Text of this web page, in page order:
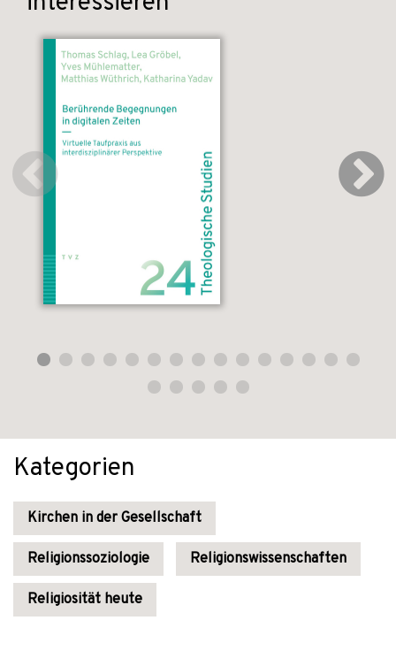
Kategorien
Kirchen in der Gesellschaft
Religionssoziologie Religionswissenschaften
Religiosität heute